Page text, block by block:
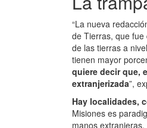
“La nueva
de Tierras, que
de las tierras a
tienen mayor
quiere decir que,
extranjerizada”,
Hay localidades,
Misiones es
manos